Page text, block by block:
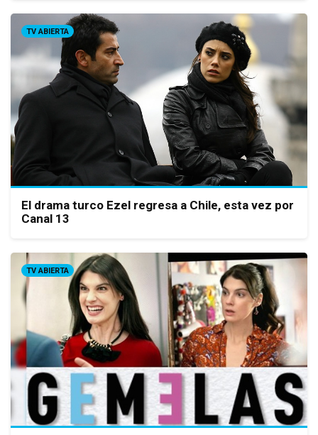
TV ABIERTA
El drama turco Ezel regresa a Chile, esta vez por
Canal 13
TV ABIERTA